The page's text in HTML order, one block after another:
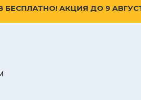
БЕСПЛАТНО! АКЦИЯ ДО 9